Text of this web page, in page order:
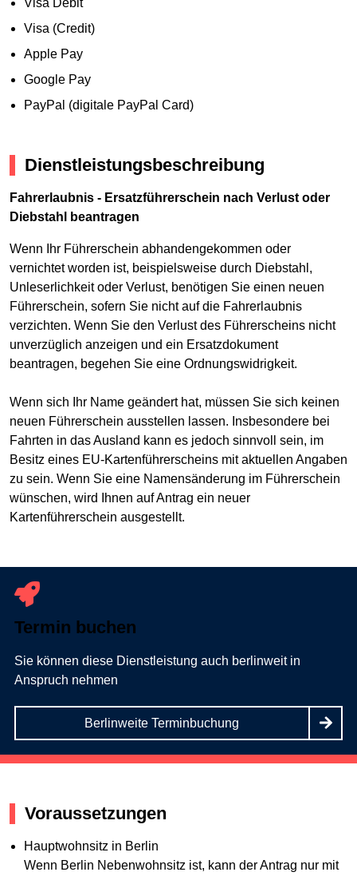
Visa (Credit)
Apple Pay
Google Pay
PayPal (digitale PayPal Card)
Dienstleistungsbeschreibung
Fahrerlaubnis - Ersatzführerschein nach Verlust oder
Diebstahl beantragen
Wenn Ihr Führerschein abhandengekommen oder
vernichtet worden ist, beispielsweise durch Diebstahl,
Unleserlichkeit oder Verlust, benötigen Sie einen neuen
Führerschein, sofern Sie nicht auf die Fahrerlaubnis
verzichten. Wenn Sie den Verlust des Führerscheins nicht
unverzüglich anzeigen und ein Ersatzdokument
beantragen, begehen Sie eine Ordnungswidrigkeit.
Wenn sich Ihr Name geändert hat, müssen Sie sich keinen
neuen Führerschein ausstellen lassen. Insbesondere bei
Fahrten in das Ausland kann es jedoch sinnvoll sein, im
Besitz eines EU-Kartenführerscheins mit aktuellen Angaben
zu sein. Wenn Sie eine Namensänderung im Führerschein
wünschen, wird Ihnen auf Antrag ein neuer
Kartenführerschein ausgestellt.
Termin buchen
Sie können diese Dienstleistung auch berlinweit in
Anspruch nehmen
Berlinweite Terminbuchung
Voraussetzungen
Hauptwohnsitz in Berlin
Wenn Berlin Nebenwohnsitz ist, kann der Antrag nur mit